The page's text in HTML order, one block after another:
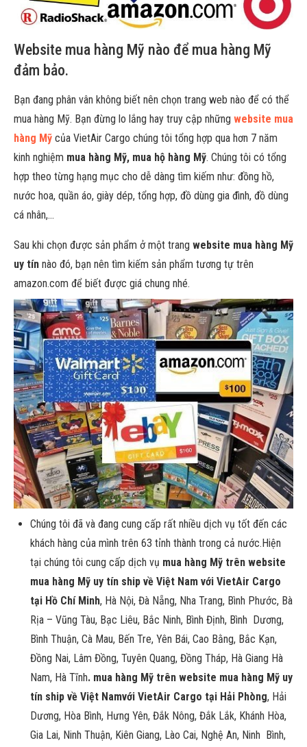
Website mua hàng Mỹ nào để mua hàng Mỹ
đảm bảo.
Bạn đang phân vân không biết nên chọn trang web nào để có thể
mua hàng Mỹ. Bạn đừng lo lắng hay truy cập những website mua
hàng Mỹ của VietAir Cargo chúng tôi tổng hợp qua hơn 7 năm
kinh nghiệm mua hàng Mỹ, mua hộ hàng Mỹ. Chúng tôi có tổng
hợp theo từng hạng mục cho dễ dàng tìm kiếm như: đồng hồ,
nước hoa, quần áo, giày dép, tổng hợp, đồ dùng gia đình, đồ dùng
cá nhân,…
Sau khi chọn được sản phẩm ở một trang website mua hàng Mỹ
uy tín nào đó, bạn nên tìm kiếm sản phẩm tương tự trên
amazon.com để biết được giá chung nhé.
Chúng tôi đã và đang cung cấp rất nhiều dịch vụ tốt đến các
khách hàng của mình trên 63 tỉnh thành trong cả nước.Hiện
tại chúng tôi cung cấp dịch vụ mua hàng Mỹ trên website
mua hàng Mỹ uy tín ship về Việt Nam với VietAir Cargo
tại Hồ Chí Minh, Hà Nội, Đà Nẵng, Nha Trang, Bình Phước, Bà
Rịa – Vũng Tàu, Bạc Liêu, Bắc Ninh, Bình Định, Bình Dương,
Bình Thuận, Cà Mau, Bến Tre, Yên Bái, Cao Bằng, Bắc Kạn,
Đồng Nai, Lâm Đồng, Tuyên Quang, Đồng Tháp, Hà Giang Hà
Nam, Hà Tĩnh. mua hàng Mỹ trên website mua hàng Mỹ uy
tín ship về Việt Namvới VietAir Cargo tại Hải Phòng, Hải
Dương, Hòa Bình, Hưng Yên, Đắk Nông, Đắk Lắk, Khánh Hòa,
Gia Lai, Ninh Thuận, Kiên Giang, Lào Cai, Nghệ An, Ninh Bình,